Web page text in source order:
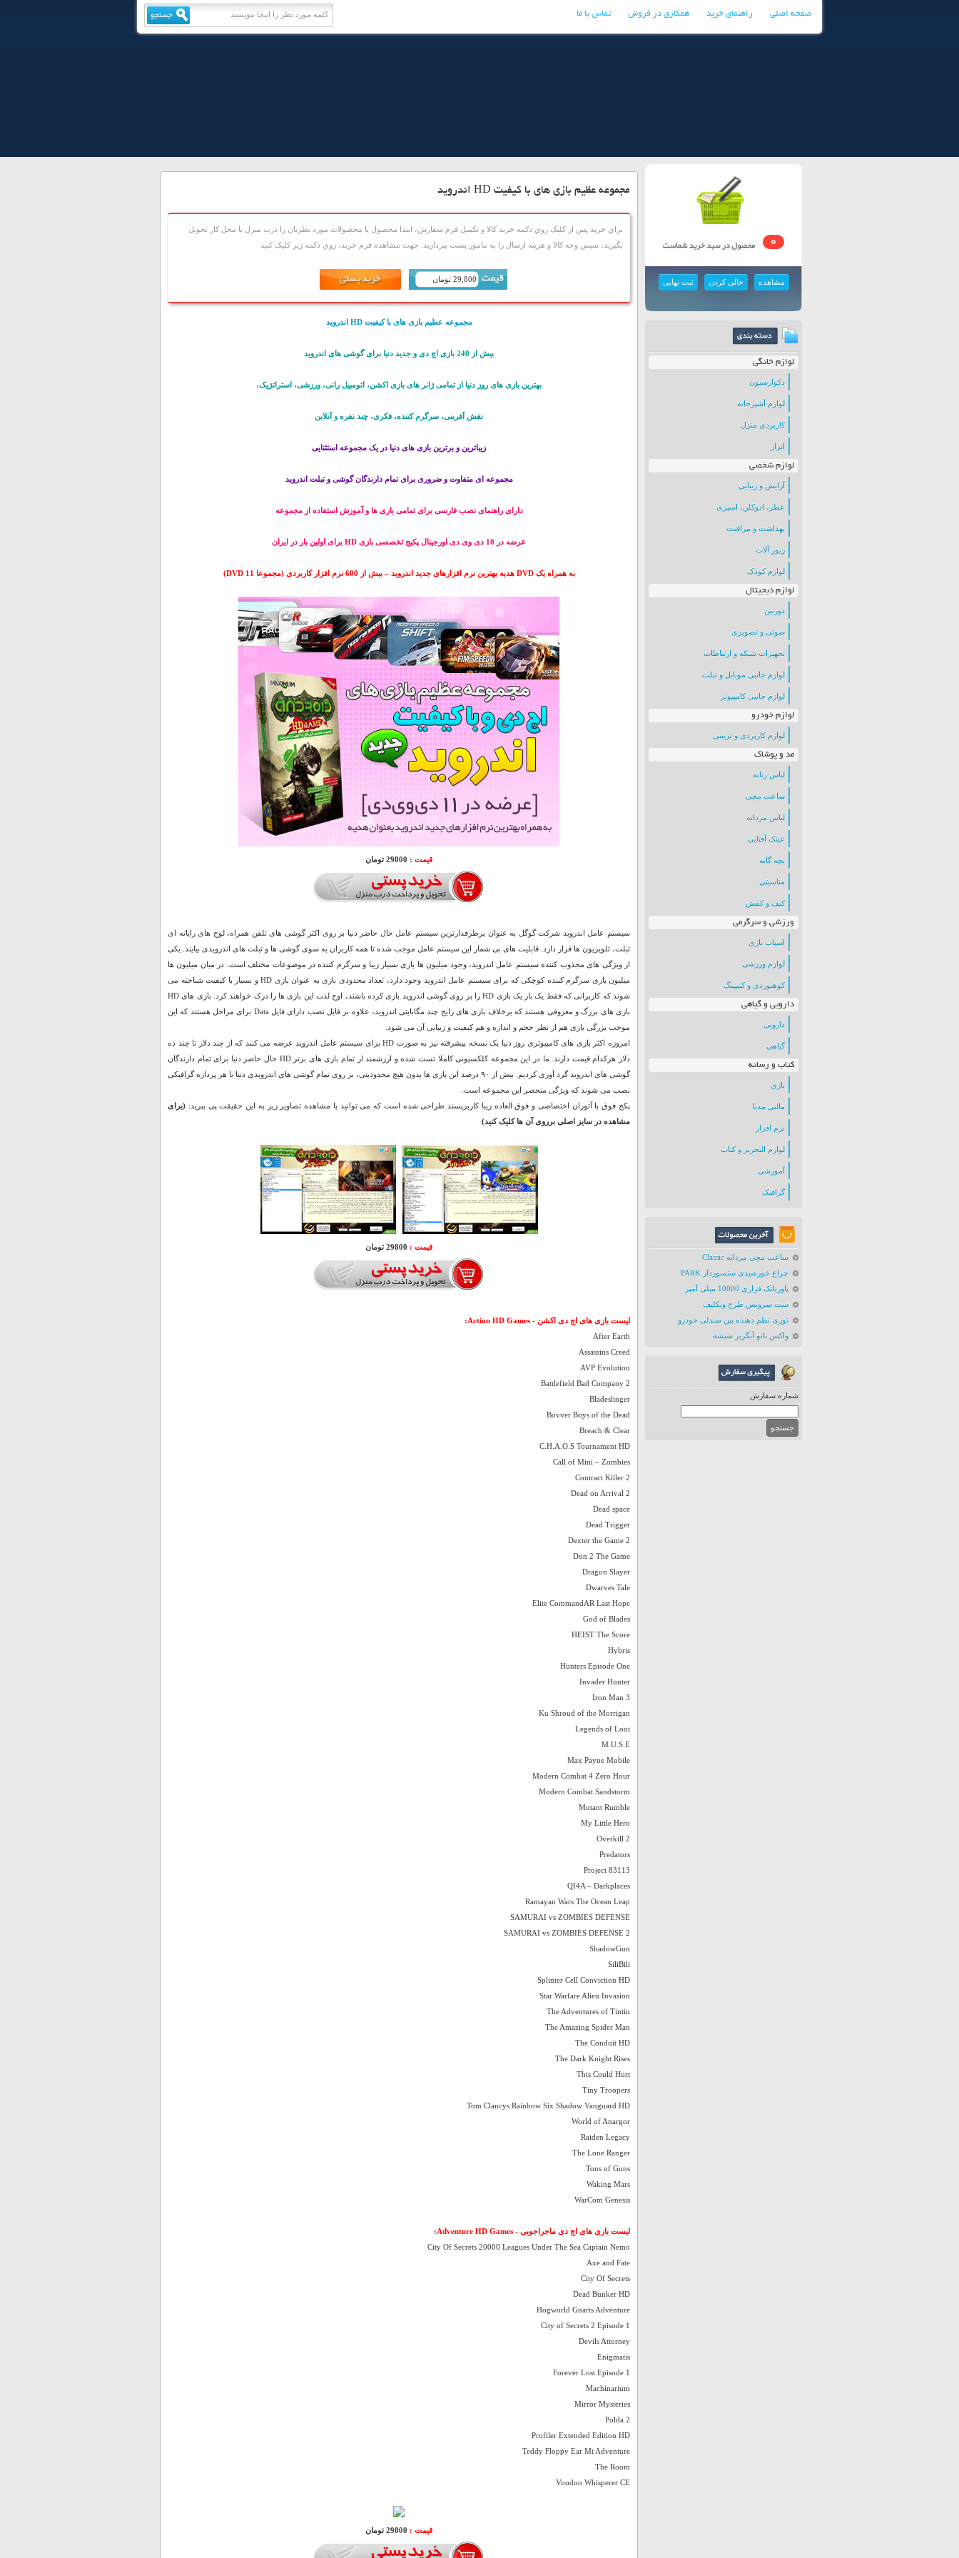
صفحه اصلی راهنمای خرید همکاری در فروش تماس با ما
0
مشاهده خالی کردن ثبت نهایی
لوازم خانگی
دکوارسیون
لوازم آشپزخانه
کاربردی منزل
ابزار
لوازم شخصی
آرایش و زیبایی
عطر، ادوکلن، اسپری
بهداشت و مراقبت
زیور آلات
لوازم کودک
لوازم دیجیتال
دوربین
صوتی و تصویری
تجهیزات شبکه و ارتباطات
لوازم جانبی موبایل و تبلت
لوازم جانبی کامپیوتر
لوازم خودرو
لوازم کاربردی و تزیینی
مد و پوشاک
لباس زنانه
ساعت مچی
لباس مردانه
عینک آفتابی
بچه گانه
مناسبتی
کیف و کفش
ورزشی و سرگرمی
اسباب بازی
لوازم ورزشی
کوهنوردی و کمپینگ
دارویی و گیاهی
دارویی
گیاهی
کتاب و رسانه
بازی
مالتی مدیا
نرم افزار
لوازم التحریر و کتاب
آموزشی
گرافیک
ساعت مچی مردانه Classic
چراغ خورشیدی سنسوردار PARK
پاوربانک فراری 10000 میلی آمپر
ست سرویس طرح ونکلیف
توری نظم دهنده بین صندلی خودرو
واکس نانو آبگریز شیشه
شماره سفارش
مجموعه عظیم بازی های با کیفیت HD اندروید
براي خريد پس از کليک روي دکمه خريد کالا و تکميل فرم سفارش، ابتدا محصول يا محصولات مورد نظرتان را درب منزل يا محل کار تحويل
بگيريد، سپس وجه کالا و هزينه ارسال را به مامور پست بپردازيد. جهت مشاهده فرم خريد، روي دکمه زير کليک کنيد
29,800 تومان
مجموعه عظیم بازی های با کیفیت HD اندروید
بیش از 240 بازی اچ دی و جدید دنیا برای گوشی های اندروید
بهترین بازی های روز دنیا از تمامی ژانر های بازی اکشن، اتومبیل رانی، ورزشی، استراتژیک،
نقش آفرینی، سرگرم کننده، فکری، چند نفره و آنلاین
زیباترین و برترین بازی های دنیا در یک مجموعه استثنایی
مجموعه ای متفاوت و ضروری برای تمام دارندگان گوشی و تبلت اندروید
دارای راهنمای نصب فارسی برای تمامی بازی ها و آموزش استفاده از مجموعه
عرضه در 10 دی وی دی اورجینال پکیج تخصصی بازی HD برای اولین بار در ایران
به همراه یک DVD هدیه بهترین نرم افزارهای جدید اندروید – بیش از 600 نرم افزار کاربردی (مجموعا 11 DVD)
قیمت : 29800 تومان
سیستم عامل اندروید شرکت گوگل به عنوان پرطرفدارترین سیستم عامل حال حاضر دنیا بر روی اکثر گوشی های تلفن همراه، لوح های رایانه ای
تبلت، تلویزیون ها قرار دارد. قابلیت های بی شمار این سیستم عامل موجب شده تا همه کاربران به سوی گوشی ها و تبلت های اندرویدی بیایند. یکی
از ویژگی های مجذوب کننده سیستم عامل اندروید، وجود میلیون ها بازی بسیار زیبا و سرگرم کننده در موضوعات مختلف است. در میان میلیون ها
میلیون بازی سرگرم کننده کوچکی که برای سیستم عامل اندروید وجود دارد، تعداد محدودی بازی به عنوان بازی HD و بسیار با کیفیت شناخته می
شوند که کاربرانی که فقط یک بار یک بازی HD را بر روی گوشی اندروید بازی کرده باشند، اوج لذت این بازی ها را درک خواهند کرد. بازی های HD
بازی های بزرگ و معروفی هستند که برخلاف بازی های رایج چند مگابایتی اندروید، علاوه بر فایل نصب دارای فایل Data برای مراحل هستند که این
موجب بزرگی بازی هم از نظر حجم و اندازه و هم کیفیت و زیبایی آن می شود.
امروزه اکثر بازی های کامپیوتری روز دنیا یک نسخه پیشرفته نیز به صورت HD برای سیستم عامل اندروید عرضه می کنند که از چند دلار تا چند ده
دلار هرکدام قیمت دارند. ما در این مجموعه کلکسیونی کاملا تست شده و ارزشمند از تمام بازی های برتر HD حال حاضر دنیا برای تمام دارندگان
گوشی های اندروید گرد آوری کردیم. بیش از ۹۰ درصد این بازی ها بدون هیچ محدودیتی، بر روی تمام گوشی های اندرویدی دنیا با هر پردازه گرافیکی
نصب می شوند که ویژگی منحصر این مجموعه است.
پکج فوق با آتوران اختصاصی و فوق العاده زیبا کاربرپسند طراحی شده است که می توانید با مشاهده تصاویر زیر به این حقیقت پی ببرید: (برای
مشاهده در سایز اصلی برروی آن ها کلیک کنید)
قیمت : 29800 تومان
لیست بازی های اچ دی اکشن - Action HD Games:
After Earth
Assassins Creed
AVP Evolution
Battlefield Bad Company 2
Bladeslinger
Bovver Boys of the Dead
Breach & Clear
C.H.A.O.S Tournament HD
Call of Mini – Zombies
Contract Killer 2
Dead on Arrival 2
Dead space
Dead Trigger
Dexter the Game 2
Don 2 The Game
Dragon Slayer
Dwarves Tale
Elite CommandAR Last Hope
God of Blades
HEIST The Score
Hybris
Hunters Episode One
Invader Hunter
Iron Man 3
Ku Shroud of the Morrigan
Legends of Loot
M.U.S.E
Max Payne Mobile
Modern Combat 4 Zero Hour
Modern Combat Sandstorm
Mutant Rumble
My Little Hero
Overkill 2
Predators
Project 83113
QI4A – Darkplaces
Ramayan Wars The Ocean Leap
SAMURAI vs ZOMBIES DEFENSE
SAMURAI vs ZOMBIES DEFENSE 2
ShadowGun
SiliBili
Splinter Cell Conviction HD
Star Warfare Alien Invasion
The Adventures of Tintin
The Amazing Spider Man
The Conduit HD
The Dark Knight Rises
This Could Hurt
Tiny Troopers
Tom Clancys Rainbow Six Shadow Vanguard HD
World of Anargor
Raiden Legacy
The Lone Ranger
Tons of Guns
Waking Mars
WarCom Genesis
لیست بازی های اچ دی ماجراجویی - Adventure HD Games:
City Of Secrets 20000 Leagues Under The Sea Captain Nemo
Axe and Fate
City Of Secrets
Dead Bunker HD
Hogworld Gnarts Adventure
City of Secrets 2 Episode 1
Devils Attorney
Enigmatis
Forever Lost Episode 1
Machinarium
Mirror Mysteries
Polda 2
Profiler Extended Edition HD
Teddy Floppy Ear Mt Adventure
The Room
Voodoo Whisperer CE
قیمت : 29800 تومان